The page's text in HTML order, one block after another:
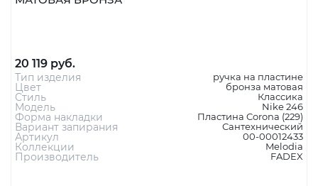
20 119 руб.
Тип изделия ручка на пластине
Цвет бронза матовая
Стиль Классика
Модель Nike 246
Форма накладки Пластина Corona (229)
Вариант запирания Сантехнический
Артикул 00-00012433
Коллекции Melodia
Производитель FADEX